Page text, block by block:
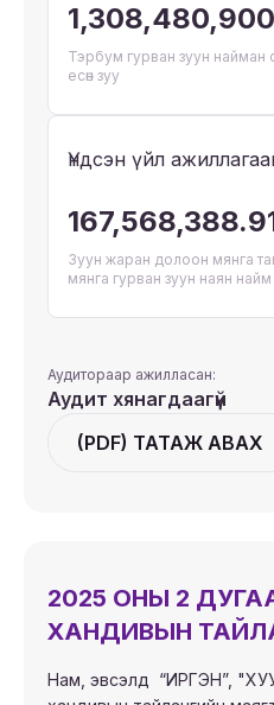
Тэрбум гурван зуун найман
есөн зуу
Үндсэн үйл
Зуун жаран долоон мянга
мянга гурван зуун наян найм
Аудитораар ажилласан:
Аудит хянагдаагүй
(PDF) ТАТАЖ АВАХ
2025 ОНЫ 2
ХАНДИВЫН
Нам, эвсэлд “ИРГЭН”,